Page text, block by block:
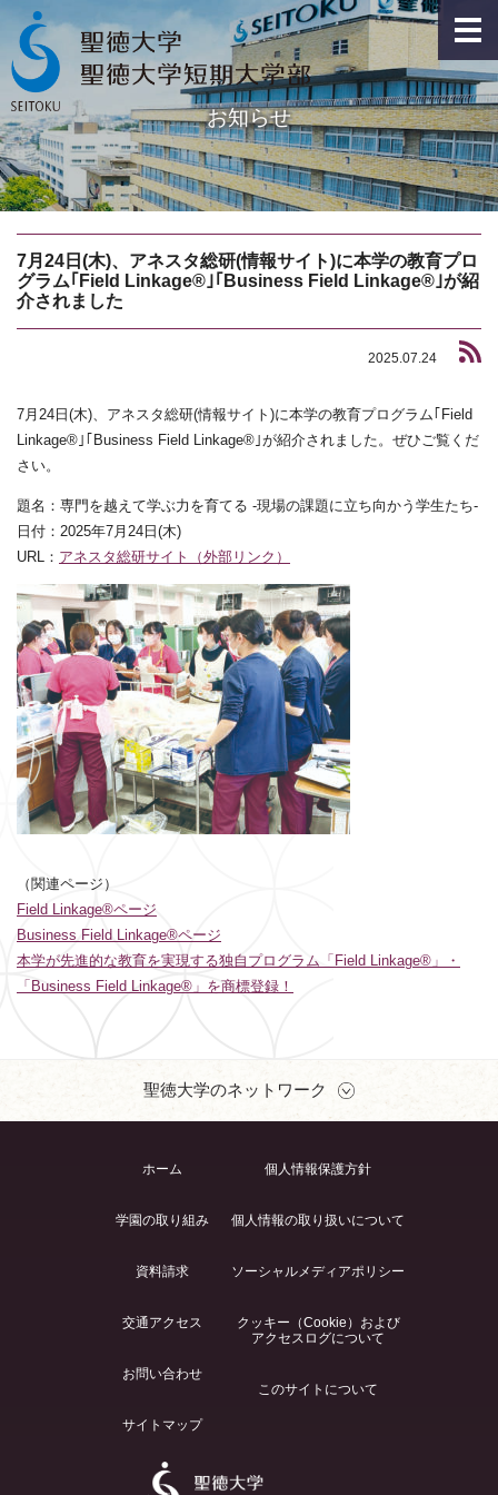
お知らせ
7月24日(木)、アネスタ総研(情報サイト)に本学の教育プロ
グラム｢Field Linkage®｣｢Business Field Linkage®｣が紹
介されました
2025.07.24
7月24日(木)、アネスタ総研(情報サイト)に本学の教育プログラム｢Field
Linkage®｣｢Business Field Linkage®｣が紹介されました。ぜひご覧くだ
さい。
題名：専門を越えて学ぶ力を育てる -現場の課題に立ち向かう学生たち-
日付：2025年7月24日(木)
URL： アネスタ総研サイト（外部リンク）
（関連ページ）
Field Linkage®ページ
Business Field Linkage®ページ
本学が先進的な教育を実現する独自プログラム「Field Linkage®」・
「Business Field Linkage®」を商標登録！
聖徳大学のネットワーク
ホーム
学園の取り組み
資料請求
交通アクセス
お問い合わせ
サイトマップ
個人情報保護方針
個人情報の取り扱いについて
ソーシャルメディアポリシー
クッキー（Cookie）および
アクセスログについて
このサイトについて